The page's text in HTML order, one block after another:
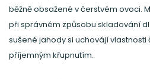
běžně obsažené v čerstvém ovoci.
při správném způsobu skladování
sušené jahody si uchovájí vlastnosti
příjemným křupnutím.